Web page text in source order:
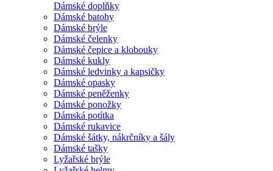
Dámské doplňky
Dámské batohy
Dámské brýle
Dámské čelenky
Dámské čepice a klobouky
Dámské kukly
Dámské ledvinky a kapsičky
Dámské opasky
Dámské peněženky
Dámské ponožky
Dámská potítka
Dámské rukavice
Dámské šátky, nákrčníky a šály
Dámské tašky
Lyžařské brýle